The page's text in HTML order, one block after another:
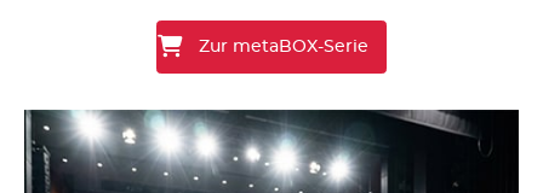
Zur metaBOX-Serie